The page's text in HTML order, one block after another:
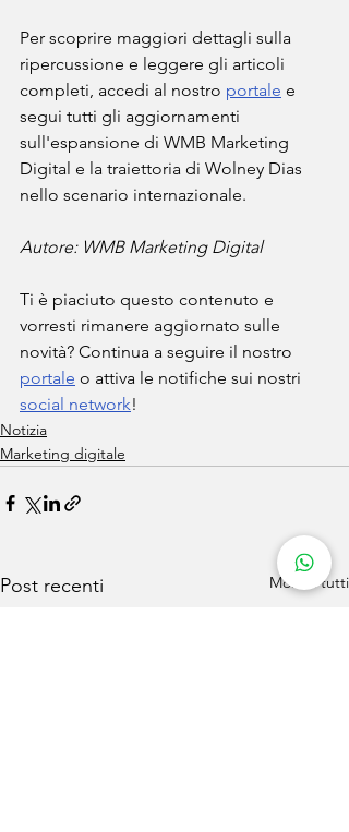
Per scoprire maggiori dettagli sulla
ripercussione e leggere gli articoli
completi, accedi al nostro portale e
segui tutti gli aggiornamenti
sull'espansione di WMB Marketing
Digital e la traiettoria di Wolney Dias
nello scenario internazionale.
Autore: WMB Marketing Digital
Ti è piaciuto questo contenuto e
vorresti rimanere aggiornato sulle
novità? Continua a seguire il nostro
portale o attiva le notifiche sui nostri
social network!
Notizia
Marketing digitale
Post recenti Mostra tutti